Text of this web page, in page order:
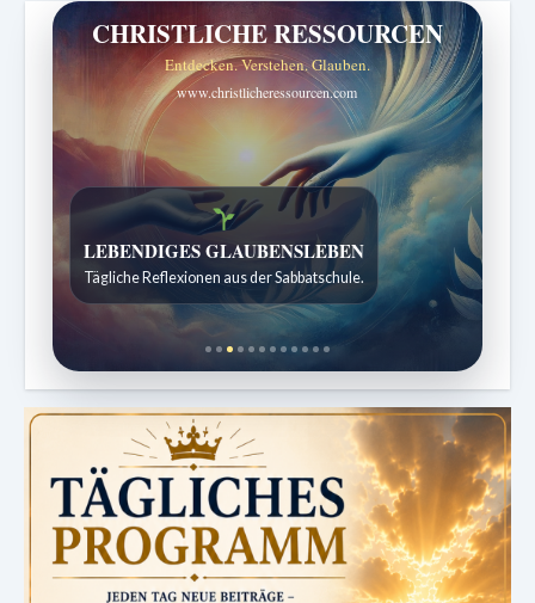
CHRISTLICHE RESSOURCEN
Entdecken. Verstehen. Glauben.
www.christlicheressourcen.com
Bibelgeschichten zum Staunen
Kindergeschichten für 7 bis 12 Jahre.